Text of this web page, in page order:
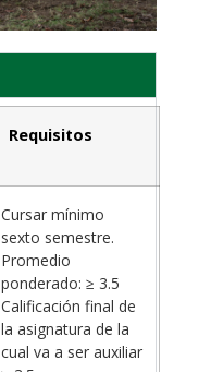
Requisitos
Cursar mínimo
sexto semestre.
Promedio
ponderado: ≥ 3.5
Calificación final de
la asignatura de la
cual va a ser auxiliar